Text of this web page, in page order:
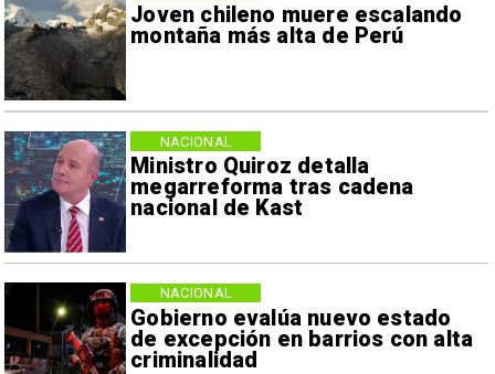
Joven chileno muere escalando
montaña más alta de Perú
Ministro Quiroz detalla
megarreforma tras cadena
nacional de Kast
NACIONAL
Gobierno evalúa nuevo estado
de excepción en barrios con alta
criminalidad
NACIONAL